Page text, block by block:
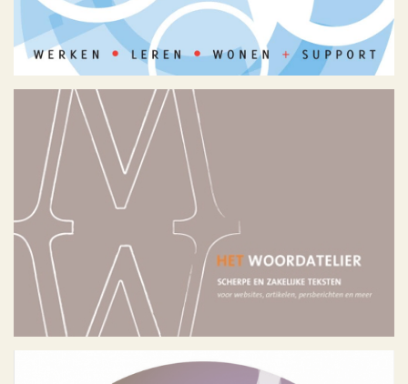
Het Woordatelier
Portfolio